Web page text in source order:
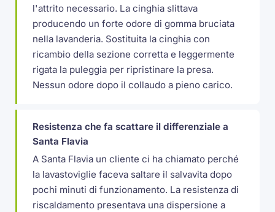
l'attrito necessario. La cinghia slittava
producendo un forte odore di gomma bruciata
nella lavanderia. Sostituita la cinghia con
ricambio della sezione corretta e leggermente
rigata la puleggia per ripristinare la presa.
Nessun odore dopo il collaudo a pieno carico.
Resistenza che fa scattare il differenziale a
Santa Flavia
A Santa Flavia un cliente ci ha chiamato perché
la lavastoviglie faceva saltare il salvavita dopo
pochi minuti di funzionamento. La resistenza di
riscaldamento presentava una dispersione a